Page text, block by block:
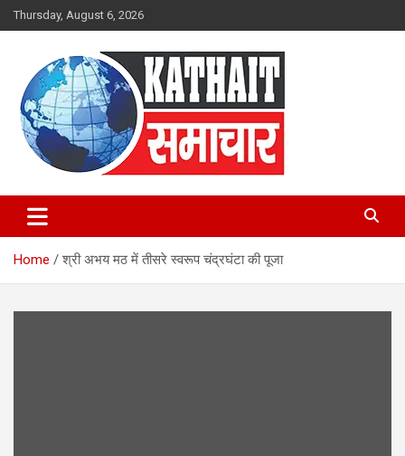
Skip
to
Thursday, August 6, 2026
Kathait Samachar – Latest
Uttarakhand News in Hindi,
Uttarakhand News Headlines
Home श्री अभय मठ में तीसरे स्वरूप चंद्रघंटा की पूजा